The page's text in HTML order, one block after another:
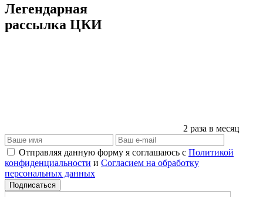
Легендарная
рассылка ЦКИ
2 раза в месяц
Отправляя данную форму я соглашаюсь с Политикой
конфиденциальности и Согласием на обработку
персональных данных
Подписаться